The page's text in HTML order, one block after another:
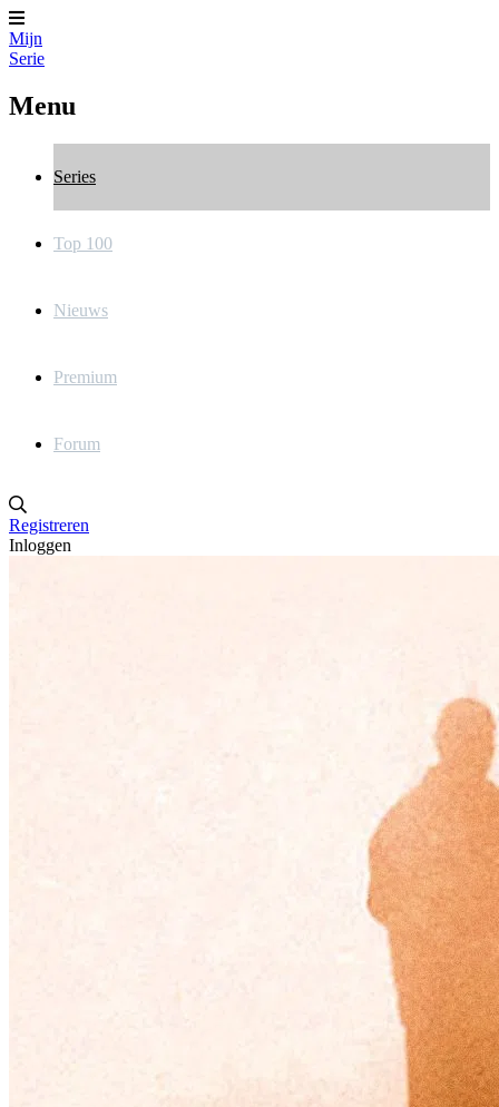
Mijn
Serie
Menu
Series
Top 100
Nieuws
Premium
Forum
Registreren
Inloggen